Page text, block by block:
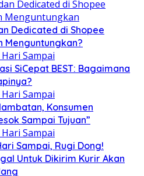
Dedicated di Shopee
Menguntungkan?
SiCepat BEST: Bagaimana
Konsumen
Sampai Tujuan”
Sampai, Rugi Dong!
Untuk Dikirim Kurir Akan